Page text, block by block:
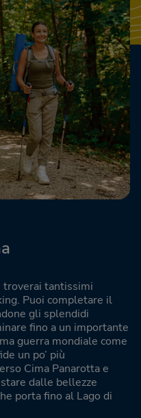
troverai tantissimi
Puoi completare il
gli splendidi
fino a un importante
guerra mondiale come
un po’ più
Cima Panarotta e
dalle bellezze
porta fino al Lago di